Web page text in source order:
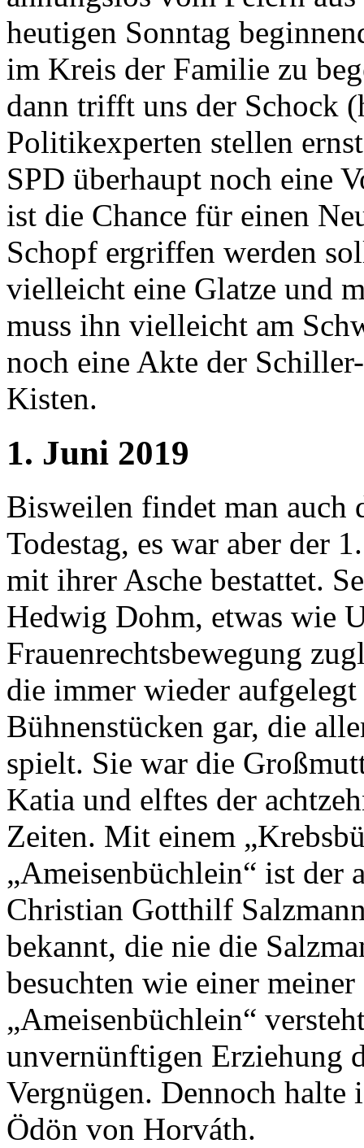
heutigen Sonntag
im Kreis der Familie zu
dann trifft uns der Schock
Politikexperten stellen
SPD überhaupt noch eine
ist die Chance für einen
Schopf ergriffen werden
vielleicht eine Glatze und
muss ihn vielleicht am
noch eine Akte der
Kisten.
1. Juni 2019
Bisweilen findet man auch
Todestag, es war aber der
mit ihrer Asche bestattet.
Hedwig Dohm, etwas wie
Frauenrechtsbewegung
die immer wieder
Bühnenstücken gar, die
spielt. Sie war die
Katia und elftes der
Zeiten. Mit einem
„Ameisenbüchlein“ ist der
Christian Gotthilf
bekannt, die nie die
besuchten wie einer
„Ameisenbüchlein“
unvernünftigen Erziehung
Vergnügen. Dennoch
Ödön von Horváth.